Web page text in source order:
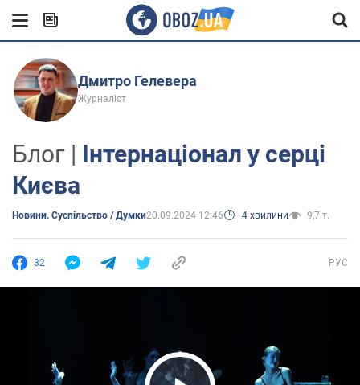
Дмитро Гелевера
Журналіст
Блог | Інтернаціонал у серці
Києва
Новини. Суспільство / Думки20.09.2024 12:46 4 хвилини 9,7 т.
32 РУС